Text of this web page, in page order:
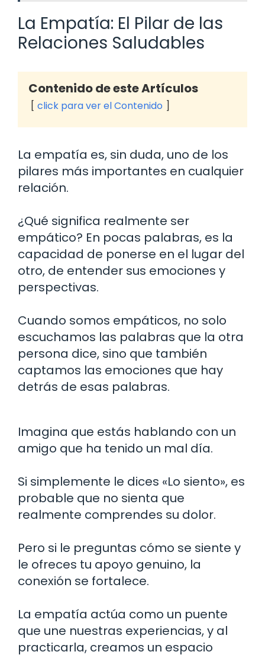
La Empatía: El Pilar de las
Relaciones Saludables
Contenido de este Artículos
click para ver el Contenido
La empatía es, sin duda, uno de los
pilares más importantes en cualquier
relación.
¿Qué significa realmente ser
empático? En pocas palabras, es la
capacidad de ponerse en el lugar del
otro, de entender sus emociones y
perspectivas.
Cuando somos empáticos, no solo
escuchamos las palabras que la otra
persona dice, sino que también
captamos las emociones que hay
detrás de esas palabras.
Imagina que estás hablando con un
amigo que ha tenido un mal día.
Si simplemente le dices «Lo siento», es
probable que no sienta que
realmente comprendes su dolor.
Pero si le preguntas cómo se siente y
le ofreces tu apoyo genuino, la
conexión se fortalece.
La empatía actúa como un puente
que une nuestras experiencias, y al
practicarla, creamos un espacio